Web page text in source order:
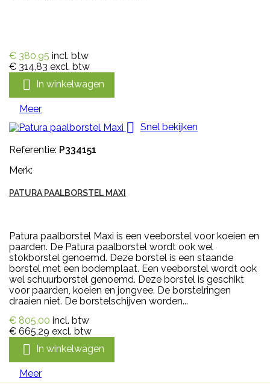
€ 380,95 incl. btw
€ 314,83 excl. btw
 In winkelwagen
Meer

Snel bekijken
Referentie: P334151
Merk:
PATURA PAALBORSTEL MAXI
Patura paalborstel Maxi is een veeborstel voor koeien en
paarden. De Patura paalborstel wordt ook wel
stokborstel genoemd. Deze borstel is een staande
borstel met een bodemplaat. Een veeborstel wordt ook
wel schuurborstel genoemd. Deze borstel is geschikt
voor paarden, koeien en jongvee. De borstelringen
draaien niet. De borstelschijven worden...
€ 805,00 incl. btw
€ 665,29 excl. btw
 In winkelwagen
Meer